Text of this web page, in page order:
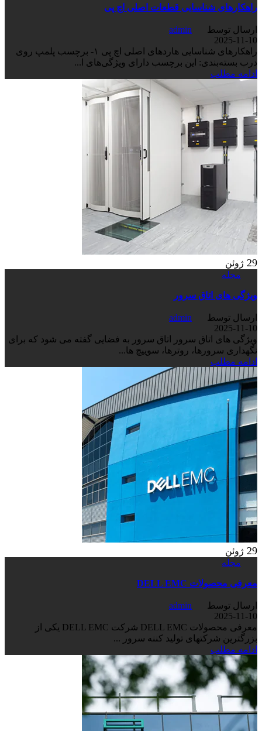
راهکارهای شناسایی قطعات اصلی اچ پی
ارسال توسط
admin
2025-11-10
راهکارهای شناسایی هاردهای اصلی اچ پی ۱- برچسب پلمپ روی
درب بسته‌بندی: این برچسب دارای ویژگی‌های ا...
ادامه مطلب
29 ژوئن
مجله
ویژگی های اتاق سرور
ارسال توسط
admin
2025-11-10
ویژگی های اتاق سرور اتاق سرور به فضایی گفته می شود که برای
نگهداری سرورها، روترها، سوییچ ها...
ادامه مطلب
29 ژوئن
مجله
معرفی محصولات DELL EMC
ارسال توسط
admin
2025-11-10
معرفی محصولات DELL EMC شرکت DELL EMC یکی از
بزرگترین شرکتهای تولید کننه سرور ...
ادامه مطلب